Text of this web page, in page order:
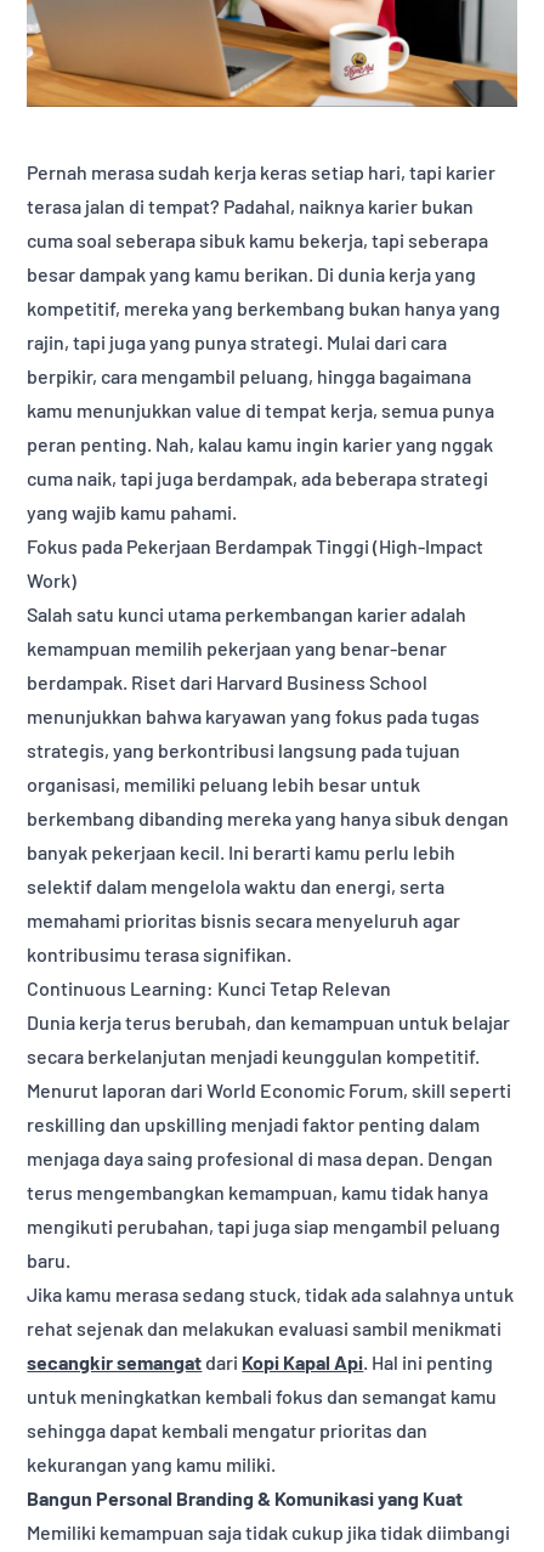
Pernah merasa sudah kerja keras setiap hari, tapi karier
terasa jalan di tempat? Padahal, naiknya karier bukan
cuma soal seberapa sibuk kamu bekerja, tapi seberapa
besar dampak yang kamu berikan. Di dunia kerja yang
kompetitif, mereka yang berkembang bukan hanya yang
rajin, tapi juga yang punya strategi. Mulai dari cara
berpikir, cara mengambil peluang, hingga bagaimana
kamu menunjukkan value di tempat kerja, semua punya
peran penting. Nah, kalau kamu ingin karier yang nggak
cuma naik, tapi juga berdampak, ada beberapa strategi
yang wajib kamu pahami.
Fokus pada Pekerjaan Berdampak Tinggi (High-Impact
Work)
Salah satu kunci utama perkembangan karier adalah
kemampuan memilih pekerjaan yang benar-benar
berdampak. Riset dari Harvard Business School
menunjukkan bahwa karyawan yang fokus pada tugas
strategis, yang berkontribusi langsung pada tujuan
organisasi, memiliki peluang lebih besar untuk
berkembang dibanding mereka yang hanya sibuk dengan
banyak pekerjaan kecil. Ini berarti kamu perlu lebih
selektif dalam mengelola waktu dan energi, serta
memahami prioritas bisnis secara menyeluruh agar
kontribusimu terasa signifikan.
Continuous Learning: Kunci Tetap Relevan
Dunia kerja terus berubah, dan kemampuan untuk belajar
secara berkelanjutan menjadi keunggulan kompetitif.
Menurut laporan dari World Economic Forum, skill seperti
reskilling dan upskilling menjadi faktor penting dalam
menjaga daya saing profesional di masa depan. Dengan
terus mengembangkan kemampuan, kamu tidak hanya
mengikuti perubahan, tapi juga siap mengambil peluang
baru.
Jika kamu merasa sedang stuck, tidak ada salahnya untuk
rehat sejenak dan melakukan evaluasi sambil menikmati
secangkir semangat dari Kopi Kapal Api . Hal ini penting
untuk meningkatkan kembali fokus dan semangat kamu
sehingga dapat kembali mengatur prioritas dan
kekurangan yang kamu miliki.
Bangun Personal Branding & Komunikasi yang Kuat
Memiliki kemampuan saja tidak cukup jika tidak diimbangi